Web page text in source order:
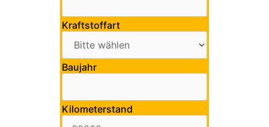
Kraftstoffart
Baujahr
Kilometerstand